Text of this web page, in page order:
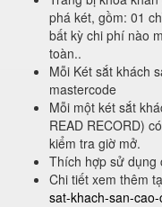
phá két, gồm: 01
bất kỳ chi phí nào
toàn..
Mỗi Két sắt khách
mastercode
Mỗi một két sắt
READ RECORD)
kiểm tra giờ mở.
Thích hợp sử dụng
Chi tiết xem thêm
sat-khach-san-